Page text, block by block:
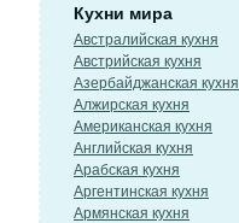
Кухни мира
Австралийская кухня
Австрийская кухня
Азербайджанская кухня
Алжирская кухня
Американская кухня
Английская кухня
Арабская кухня
Аргентинская кухня
Армянская кухня